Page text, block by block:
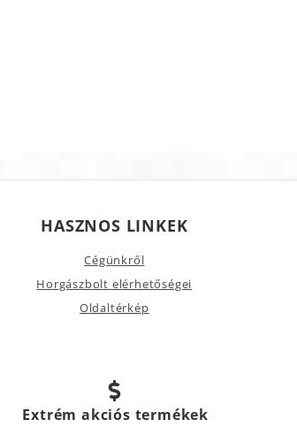
HASZNOS LINKEK
Cégünkről
Horgászbolt elérhetőségei
Oldaltérkép
Extrém akciós termékek